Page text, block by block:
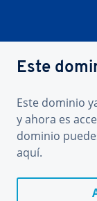
Este
Este dominio
y ahora es
dominio
aquí.